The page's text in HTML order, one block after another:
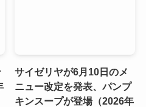
サイゼリヤが6月10日のメ
ニュー改定を発表、パンプ
キンスープが登場（2026年